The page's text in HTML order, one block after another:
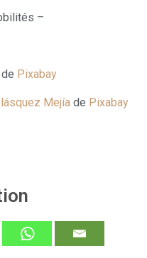
–
de Pixabay
Mejía de Pixabay